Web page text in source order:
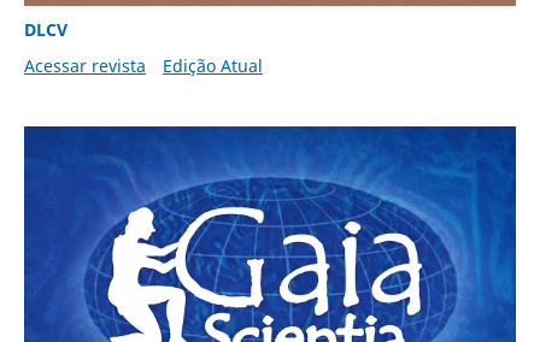
DLCV
Acessar revista
Edição Atual